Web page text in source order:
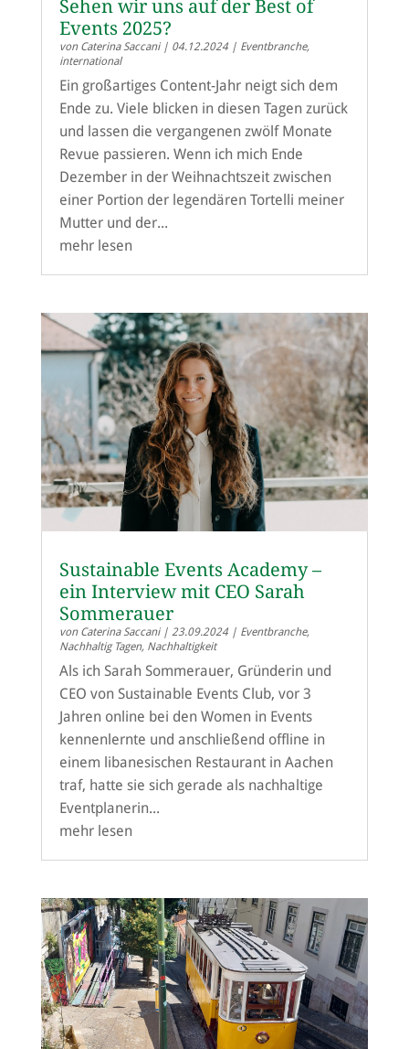
Sehen wir uns auf der Best of
Events 2025?
von Caterina Saccani| 04.12.2024| Eventbranche,
international
Ein großartiges Content-Jahr neigt sich dem
Ende zu. Viele blicken in diesen Tagen zurück
und lassen die vergangenen zwölf Monate
Revue passieren. Wenn ich mich Ende
Dezember in der Weihnachtszeit zwischen
einer Portion der legendären Tortelli meiner
Mutter und der...
mehr lesen
Sustainable Events Academy –
ein Interview mit CEO Sarah
Sommerauer
von Caterina Saccani| 23.09.2024| Eventbranche,
Nachhaltig Tagen, Nachhaltigkeit
Als ich Sarah Sommerauer, Gründerin und
CEO von Sustainable Events Club, vor 3
Jahren online bei den Women in Events
kennenlernte und anschließend offline in
einem libanesischen Restaurant in Aachen
traf, hatte sie sich gerade als nachhaltige
Eventplanerin...
mehr lesen